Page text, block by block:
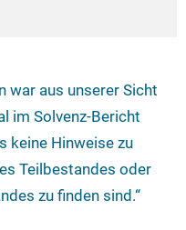
war aus unserer Sicht
im Solvenz-Bericht
keine Hinweise zu
Teilbestandes oder
zu finden sind.“